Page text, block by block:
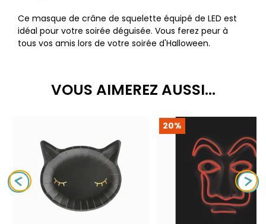
Ce masque de crâne de squelette équipé de LED est
idéal pour votre soirée déguisée. Vous ferez peur à
tous vos amis lors de votre soirée d'Halloween.
VOUS AIMEREZ AUSSI...
20%